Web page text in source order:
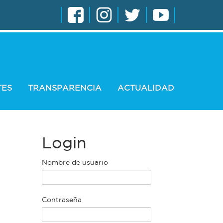
TRANSPARENCIA ACTUALIDAD
Login
Nombre de usuario
Contraseña